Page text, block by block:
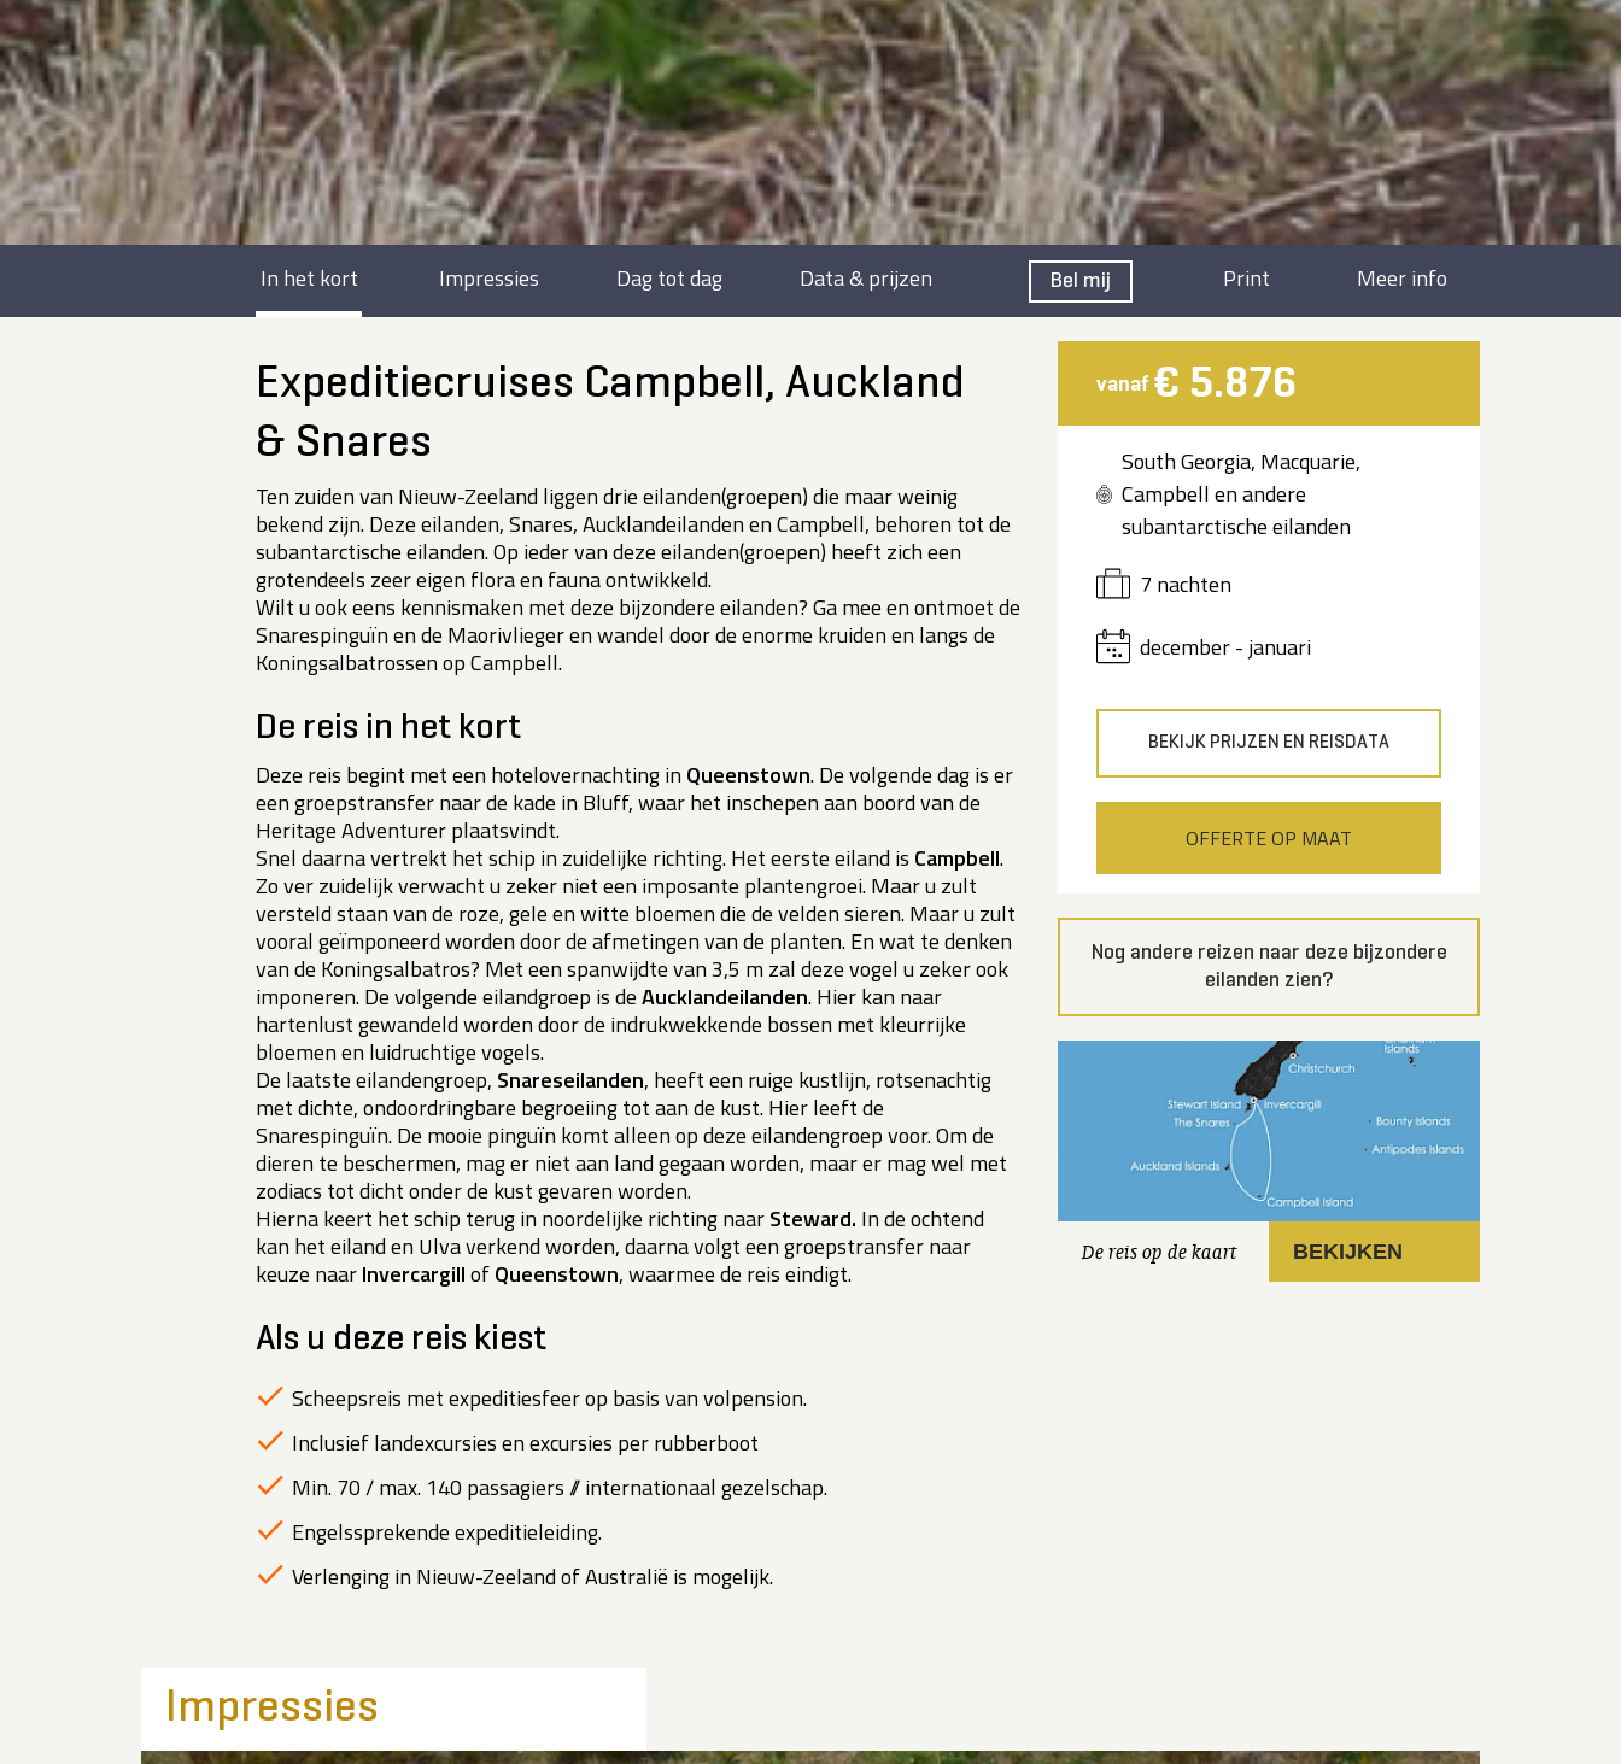
In het kort Impressies Dag tot dag Data & prijzen Bel mij Print Meer info
Expeditiecruises Campbell, Auckland
& Snares
Ten zuiden van Nieuw-Zeeland liggen drie eilanden(groepen) die maar weinig
bekend zijn. Deze eilanden, Snares, Aucklandeilanden en Campbell, behoren tot de
subantarctische eilanden. Op ieder van deze eilanden(groepen) heeft zich een
grotendeels zeer eigen flora en fauna ontwikkeld.
Wilt u ook eens kennismaken met deze bijzondere eilanden? Ga mee en ontmoet de
Snarespinguïn en de Maorivlieger en wandel door de enorme kruiden en langs de
Koningsalbatrossen op Campbell.
De reis in het kort
Deze reis begint met een hotelovernachting in Queenstown. De volgende dag is er
een groepstransfer naar de kade in Bluff, waar het inschepen aan boord van de
Heritage Adventurer plaatsvindt.
Snel daarna vertrekt het schip in zuidelijke richting. Het eerste eiland is Campbell.
Zo ver zuidelijk verwacht u zeker niet een imposante plantengroei. Maar u zult
versteld staan van de roze, gele en witte bloemen die de velden sieren. Maar u zult
vooral geïmponeerd worden door de afmetingen van de planten. En wat te denken
van de Koningsalbatros? Met een spanwijdte van 3,5 m zal deze vogel u zeker ook
imponeren. De volgende eilandgroep is deAucklandeilanden. Hier kan naar
hartenlust gewandeld worden door de indrukwekkende bossen met kleurrijke
bloemen en luidruchtige vogels.
De laatste eilandengroep, Snareseilanden, heeft een ruige kustlijn, rotsenachtig
met dichte, ondoordringbare begroeiing tot aan de kust. Hier leeft de
Snarespinguïn. De mooie pinguïn komt alleen op deze eilandengroep voor. Om de
dieren te beschermen, mag er niet aan land gegaan worden, maar er mag wel met
zodiacs tot dicht onder de kust gevaren worden.
Hierna keert het schip terug in noordelijke richting naarSteward. In de ochtend
kan het eiland en Ulva verkend worden, daarna volgt een groepstransfer naar
keuze naarInvercargillofQueenstown, waarmee de reis eindigt.
Als u deze reis kiest
Scheepsreis met expeditiesfeer op basis van volpension.
Inclusief landexcursies en excursies per rubberboot
Min. 70 / max. 140 passagiers // internationaal gezelschap.
Engelssprekende expeditieleiding.
Verlenging in Nieuw-Zeeland of Australië is mogelijk.
vanaf € 5.876
South Georgia, Macquarie,
Campbell en andere
subantarctische eilanden
7 nachten
december - januari
BEKIJK PRIJZEN EN REISDATA
OFFERTE OP MAAT
Nog andere reizen naar deze bijzondere
eilanden zien?
De reis op de kaart BEKIJKEN
Impressies